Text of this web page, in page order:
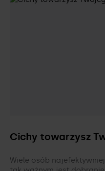
Cichy towarzysz
Wiele osób